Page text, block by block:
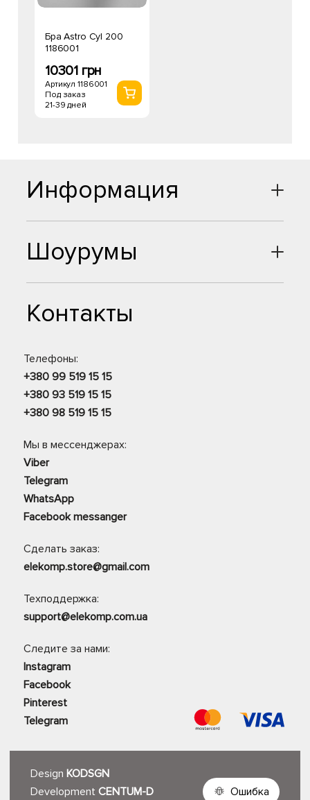
Бра Astro Cyl 200
1186001
10301 грн
Артикул 1186001
Под заказ
21-39 дней
Шоурумы
Контакты
Телефоны:
+380 99 519 15 15
+380 93 519 15 15
+380 98 519 15 15
Мы в мессенджерах:
Viber
Telegram
WhatsApp
Facebook messanger
Сделать заказ:
elekomp.store@gmail.com
Техподдержка:
support@elekomp.com.ua
Следите за нами:
Instagram
Facebook
Pinterest
Telegram
Информация
Design KODSGN
Development CENTUM-D Ошибка